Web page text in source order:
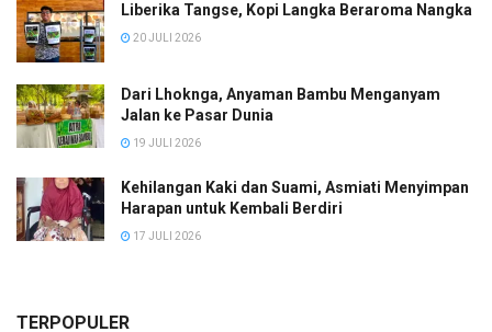
Liberika Tangse, Kopi Langka Beraroma Nangka
20 JULI 2026
Dari Lhoknga, Anyaman Bambu Menganyam
Jalan ke Pasar Dunia
19 JULI 2026
Kehilangan Kaki dan Suami, Asmiati Menyimpan
Harapan untuk Kembali Berdiri
17 JULI 2026
TERPOPULER